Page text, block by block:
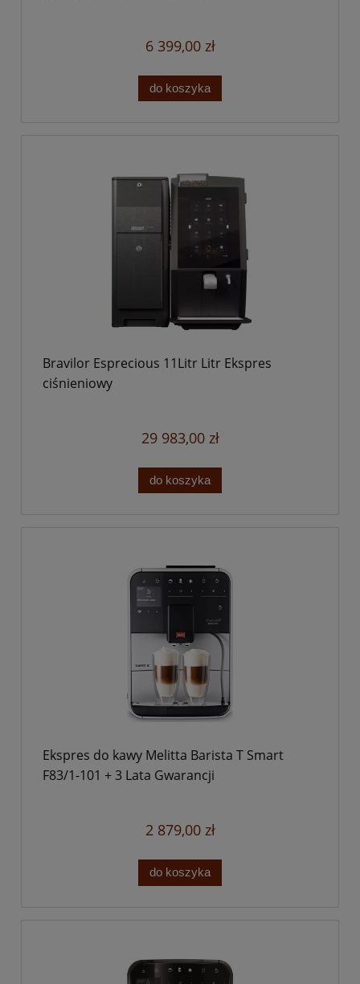
6 399,00 zł
do koszyka
Bravilor Esprecious 11Litr Litr Ekspres
ciśnieniowy
29 983,00 zł
do koszyka
Ekspres do kawy Melitta Barista T Smart
F83/1-101 + 3 Lata Gwarancji
2 879,00 zł
do koszyka